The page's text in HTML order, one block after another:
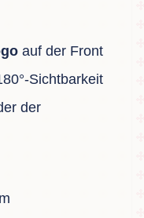
auf der Front
Sichtbarkeit
der